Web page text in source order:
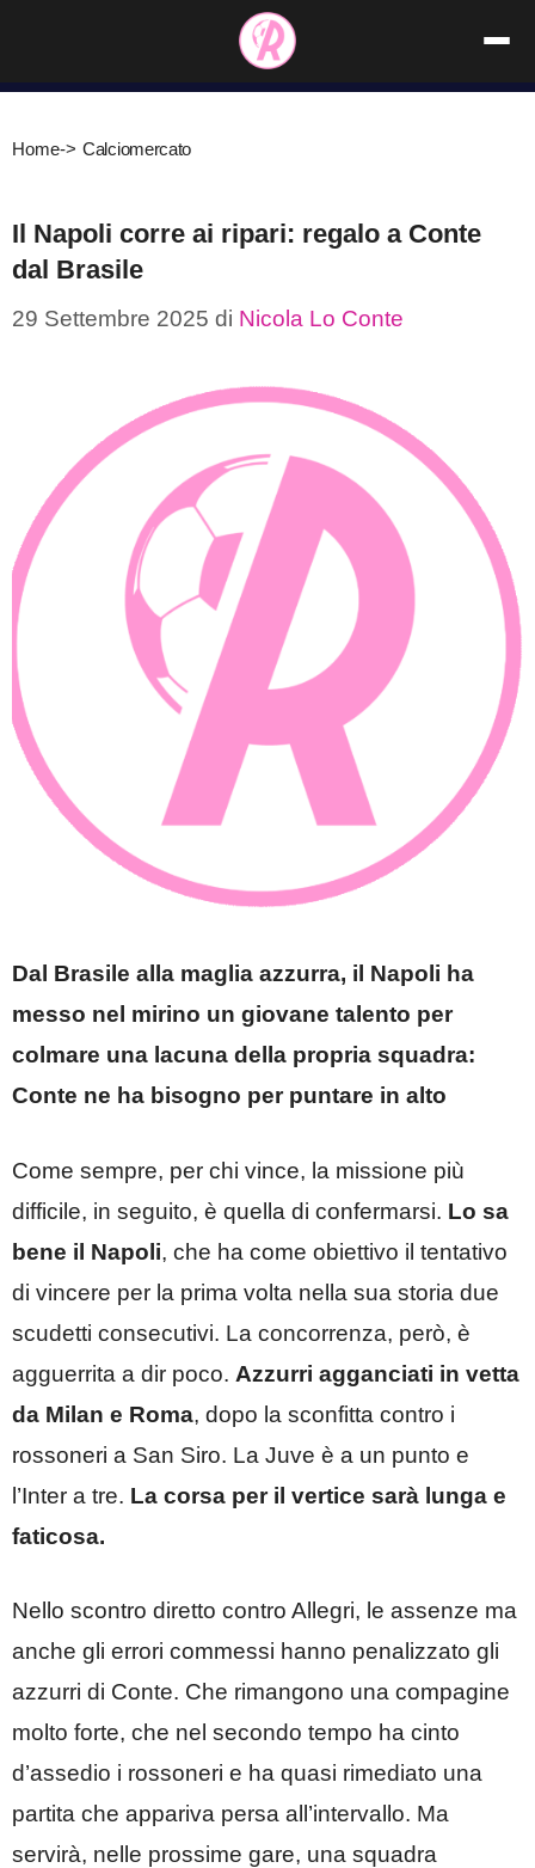
contenuto
Home-> Calciomercato
Il Napoli corre ai ripari: regalo a Conte
dal Brasile
29 Settembre 2025 di Nicola Lo Conte
Dal Brasile alla maglia azzurra, il Napoli ha
messo nel mirino un giovane talento per
colmare una lacuna della propria squadra:
Conte ne ha bisogno per puntare in alto
Come sempre, per chi vince, la missione più
difficile, in seguito, è quella di confermarsi. Lo sa
bene il Napoli, che ha come obiettivo il tentativo
di vincere per la prima volta nella sua storia due
scudetti consecutivi. La concorrenza, però, è
agguerrita a dir poco. Azzurri agganciati in vetta
da Milan e Roma, dopo la sconfitta contro i
rossoneri a San Siro. La Juve è a un punto e
l’Inter a tre. La corsa per il vertice sarà lunga e
faticosa.
Nello scontro diretto contro Allegri, le assenze ma
anche gli errori commessi hanno penalizzato gli
azzurri di Conte. Che rimangono una compagine
molto forte, che nel secondo tempo ha cinto
d’assedio i rossoneri e ha quasi rimediato una
partita che appariva persa all’intervallo. Ma
servirà, nelle prossime gare, una squadra